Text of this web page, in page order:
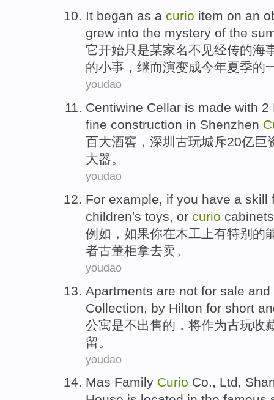
It began as a curio item on an
grew into the mystery of the
它开始只是某家名不见经传的海
的小事， 继而演变成今年夏季的
youdao
Centiwine Cellar is made with
fine construction in Shenzhen
百大酒窖 ， 深圳 古玩城斥20亿巨
大器。
youdao
For example, if you have a skill
children's toys, or curio cabinets
例如 ， 如果你在木工 上有特别的
者古董柜拿去卖。
youdao
Apartments are not for sale and
Collection
by Hilton for short
公寓是不出售的， 将作为古玩收
留 。
youdao
Mas Family Curio Co., Ltd,